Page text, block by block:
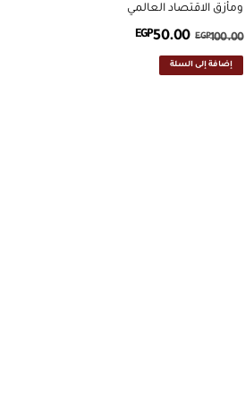
ومأزق الاقتصاد العالمي
EGP100.00
EGP50.00
إضافة إلى السلة